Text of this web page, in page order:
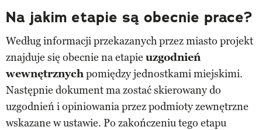
Na jakim etapie są obecnie prace?
Według informacji przekazanych przez miasto projekt
znajduje się obecnie na etapie uzgodnień
wewnętrznychpomiędzy jednostkami miejskimi.
Następnie dokument ma zostać skierowany do
uzgodnień i opiniowania przez podmioty zewnętrzne
wskazane w ustawie. Po zakończeniu tego etapu